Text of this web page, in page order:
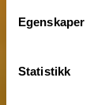
Egenskaper
Statistikk